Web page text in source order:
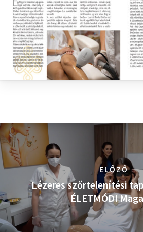
ELŐZŐ
Lézeres szőrtelenítési
ÉLETMÓDI